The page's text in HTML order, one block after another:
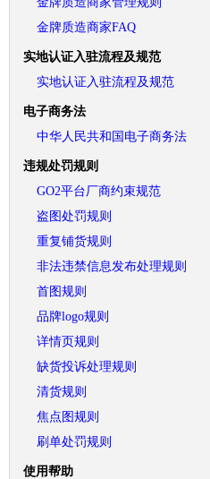
金牌质造商家FAQ
实地认证入驻流程及规范
实地认证入驻流程及规范
电子商务法
中华人民共和国电子商务法
违规处罚规则
GO2平台厂商约束规范
盗图处罚规则
重复铺货规则
非法违禁信息发布处理规则
首图规则
品牌logo规则
详情页规则
缺货投诉处理规则
清货规则
焦点图规则
刷单处罚规则
使用帮助